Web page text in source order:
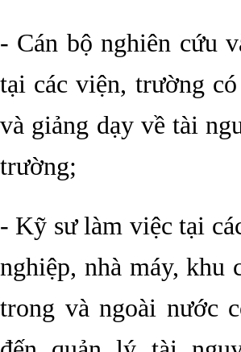
- Cán bộ nghiên cứu
tại các viện, trường
và giảng dạy về tài
trường;
- Kỹ sư làm việc tại
nghiệp, nhà máy, khu
trong và ngoài nước